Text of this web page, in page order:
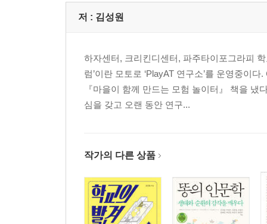
저 : 김성원
하자센터, 크리킨디센터, 파주타이포그라피
럼’이란 모토로 ‘PlayAT 연구소’를 운영중이
『마을이 함께 만드는 모험 놀이터』 책을
심을 갖고 오랜 동안 연구...
작가의 다른 상품